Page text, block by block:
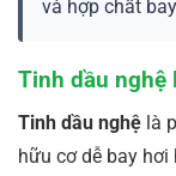
và hợp chất
Tinh dầu nghệ
Tinh dầu nghệ là
hữu cơ dễ bay